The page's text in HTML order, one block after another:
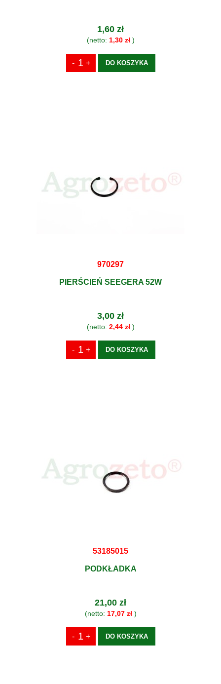
1,60 zł
(netto: 1,30 zł)
DO KOSZYKA
970297
PIERŚCIEŃ SEEGERA 52W
3,00 zł
(netto: 2,44 zł)
DO KOSZYKA
53185015
PODKŁADKA
21,00 zł
(netto: 17,07 zł)
DO KOSZYKA